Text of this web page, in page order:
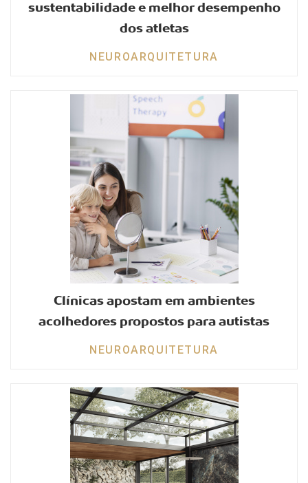
sustentabilidade e melhor desempenho
dos atletas
NEUROARQUITETURA
Clínicas apostam em ambientes
acolhedores propostos para autistas
NEUROARQUITETURA